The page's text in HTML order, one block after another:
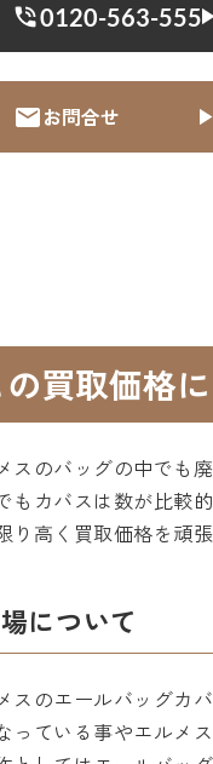
0120-563-555
お問合せ
の買取価格
スのバッグの中でも
もカバスは数が比較
り高く買取価格を頑
について
スのエールバッグカ
っている事やエルメ